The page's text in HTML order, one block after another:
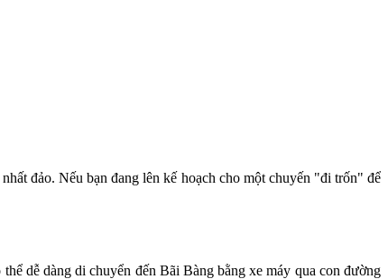
đảo. Nếu bạn đang lên kế hoạch cho một chuyến "đi trốn" để
dễ dàng di chuyển đến Bãi Bàng bằng xe máy qua con đường